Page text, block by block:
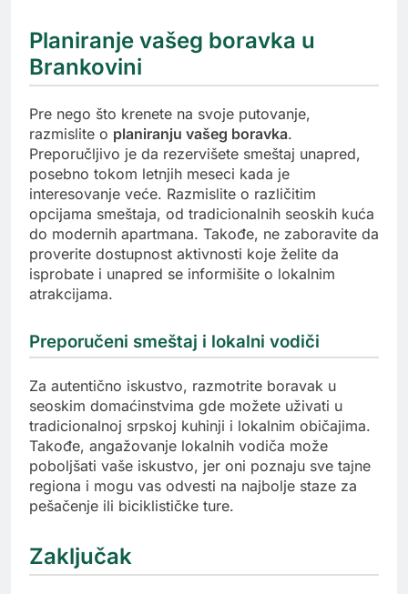
Planiranje vašeg boravka u
Brankovini
Pre nego što krenete na svoje putovanje,
razmislite o planiranju vašeg boravka.
Preporučljivo je da rezervišete smeštaj unapred,
posebno tokom letnjih meseci kada je
interesovanje veće. Razmislite o različitim
opcijama smeštaja, od tradicionalnih seoskih kuća
do modernih apartmana. Takođe, ne zaboravite da
proverite dostupnost aktivnosti koje želite da
isprobate i unapred se informišite o lokalnim
atrakcijama.
Preporučeni smeštaj i lokalni vodiči
Za autentično iskustvo, razmotrite boravak u
seoskim domaćinstvima gde možete uživati u
tradicionalnoj srpskoj kuhinji i lokalnim običajima.
Takođe, angažovanje lokalnih vodiča može
poboljšati vaše iskustvo, jer oni poznaju sve tajne
regiona i mogu vas odvesti na najbolje staze za
pešačenje ili biciklističke ture.
Zaključak